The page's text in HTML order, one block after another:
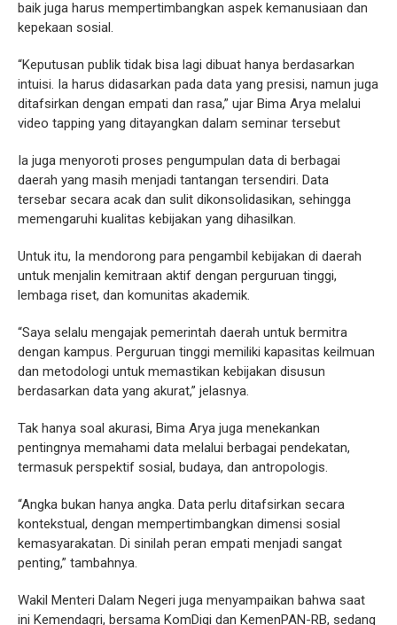
baik juga harus mempertimbangkan aspek kemanusiaan dan
kepekaan sosial.
“Keputusan publik tidak bisa lagi dibuat hanya berdasarkan
intuisi. Ia harus didasarkan pada data yang presisi, namun juga
ditafsirkan dengan empati dan rasa,” ujar Bima Arya melalui
video tapping yang ditayangkan dalam seminar tersebut
Ia juga menyoroti proses pengumpulan data di berbagai
daerah yang masih menjadi tantangan tersendiri. Data
tersebar secara acak dan sulit dikonsolidasikan, sehingga
memengaruhi kualitas kebijakan yang dihasilkan.
Untuk itu, Ia mendorong para pengambil kebijakan di daerah
untuk menjalin kemitraan aktif dengan perguruan tinggi,
lembaga riset, dan komunitas akademik.
“Saya selalu mengajak pemerintah daerah untuk bermitra
dengan kampus. Perguruan tinggi memiliki kapasitas keilmuan
dan metodologi untuk memastikan kebijakan disusun
berdasarkan data yang akurat,” jelasnya.
Tak hanya soal akurasi, Bima Arya juga menekankan
pentingnya memahami data melalui berbagai pendekatan,
termasuk perspektif sosial, budaya, dan antropologis.
“Angka bukan hanya angka. Data perlu ditafsirkan secara
kontekstual, dengan mempertimbangkan dimensi sosial
kemasyarakatan. Di sinilah peran empati menjadi sangat
penting,” tambahnya.
Wakil Menteri Dalam Negeri juga menyampaikan bahwa saat
ini Kemendagri, bersama KomDigi dan KemenPAN-RB, sedang